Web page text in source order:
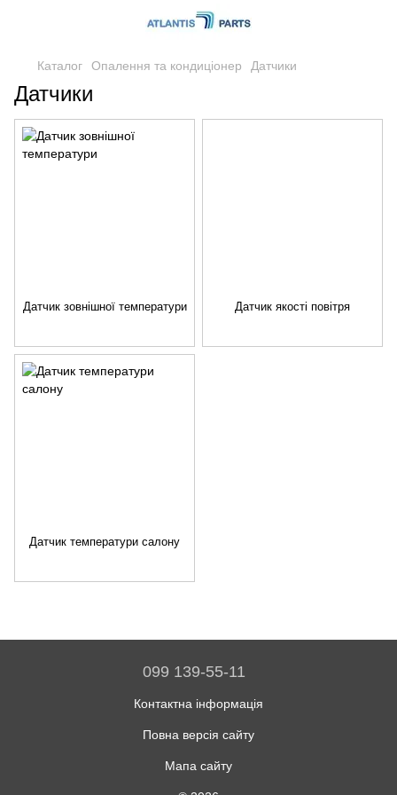
Каталог Опалення та кондиціонер Датчики
Датчики
Датчик зовнішної температури Датчик якості повітря
Датчик температури салону
099 139-55-11
Контактна інформація
Повна версія сайту
Мапа сайту